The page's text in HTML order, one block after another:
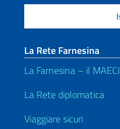
La Rete Farnesina
La Farnesina – il MAECI
La Rete diplomatica
Viaggiare sicuri